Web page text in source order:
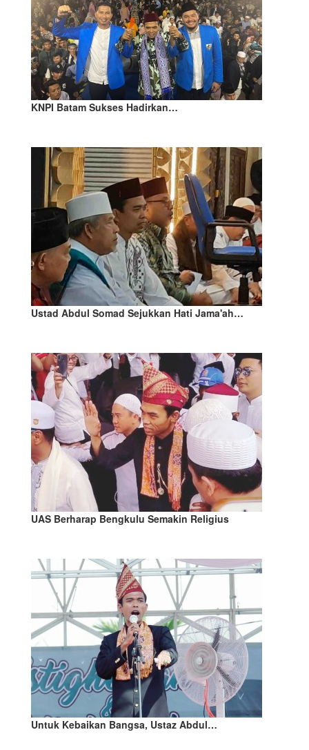
KNPI Batam Sukses Hadirkan…
Ustad Abdul Somad Sejukkan Hati Jama'ah…
UAS Berharap Bengkulu Semakin Religius
Untuk Kebaikan Bangsa, Ustaz Abdul…